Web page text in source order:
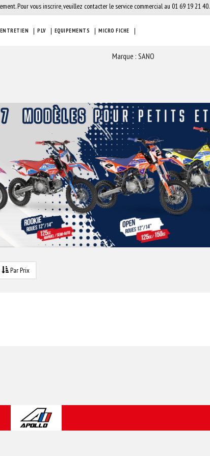
Pour vous inscrire, veuillez contacter le service commercial au 01 69 19 21 40.
ENTRETIEN PLV EQUIPEMENTS MICRO FICHE
Marque : SANO
Par Prix